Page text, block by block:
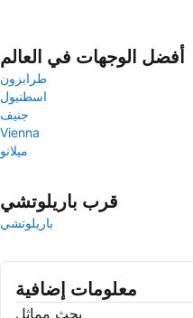
أفضل الوجهات في العالم
طرابزون
اسطنبول
جنيف
Vienna
ميلانو
قرب باريلوتشي
باريلوتشي
معلومات إضافية
بحث مماثل